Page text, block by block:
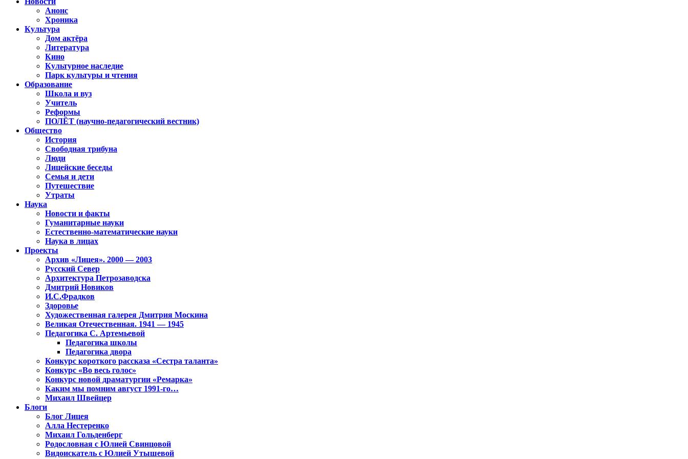
Анонс
Хроника
Культура
Дом актёра
Литература
Кино
Культурное наследие
Парк культуры и чтения
Образование
Школа и вуз
Учитель
Реформы
ПОЛЁТ (научно-педагогический вестник)
Общество
История
Свободная трибуна
Люди
Лицейские беседы
Семья и дети
Путешествие
Утраты
Наука
Новости и факты
Гуманитарные науки
Естественно-математические науки
Наука в лицах
Проекты
Архив «Лицея». 2000 — 2003
Русский Север
Архитектура Петрозаводска
Дмитрий Новиков
И.С.Фрадков
Здоровье
Художественная галерея Дмитрия Москина
Великая Отечественная. 1941 — 1945
Педагогика С. Артемьевой
Педагогика школы
Педагогика двора
Конкурс короткого рассказа «Сестра таланта»
Конкурс «Во весь голос»
Конкурс новой драматургии «Ремарка»
Каким мы помним август 1991-го…
Михаил Швейцер
Блоги
Блог Лицея
Алла Нестеренко
Михаил Гольденберг
Родословная с Юлией Свинцовой
Видоискатель с Юлией Утышевой